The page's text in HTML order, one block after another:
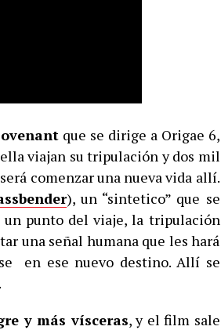
que se dirige a Origae 6,
viajan su tripulación y dos mil
comenzar una nueva vida allí.
), un “sintetico” que se
un punto del viaje, la tripulación
una señal humana que les hará
en ese nuevo destino. Allí se
.
y más vísceras, y el film sale